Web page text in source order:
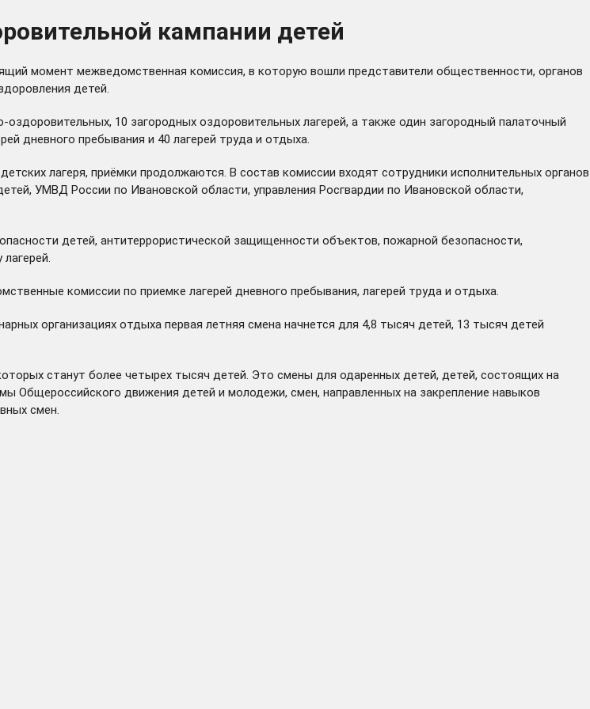
кампании детей
момент межведомственная комиссия, в которую вошли представители общественности, органов
детей.
10 загородных оздоровительных лагерей, а также один загородный палаточный
дневного пребывания и 40 лагерей труда и отдыха.
лагеря, приёмки продолжаются. В состав комиссии входят сотрудники исполнительных органов
УМВД России по Ивановской области, управления Росгвардии по Ивановской области,
детей, антитеррористической защищенности объектов, пожарной безопасности,
комиссии по приемке лагерей дневного пребывания, лагерей труда и отдыха.
организациях отдыха первая летняя смена начнется для 4,8 тысяч детей, 13 тысяч детей
станут более четырех тысяч детей. Это смены для одаренных детей, детей, состоящих на
Общероссийского движения детей и молодежи, смен, направленных на закрепление навыков
смен.